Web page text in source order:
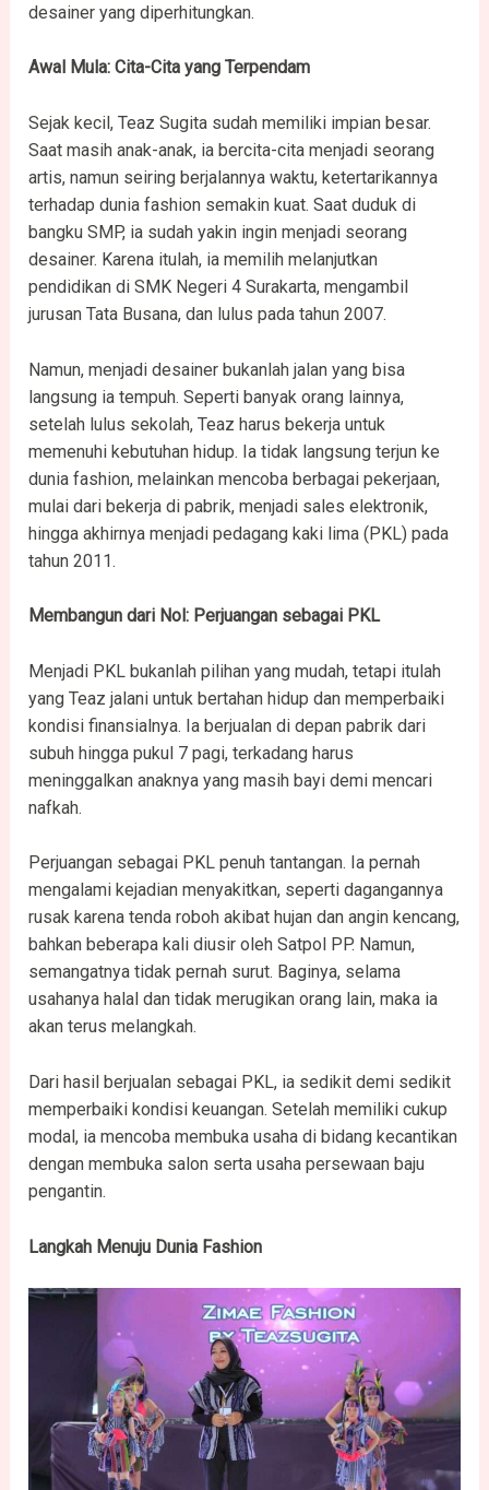
desainer yang diperhitungkan.
Awal Mula: Cita-Cita yang Terpendam
Sejak kecil, Teaz Sugita sudah memiliki impian besar.
Saat masih anak-anak, ia bercita-cita menjadi seorang
artis, namun seiring berjalannya waktu, ketertarikannya
terhadap dunia fashion semakin kuat. Saat duduk di
bangku SMP, ia sudah yakin ingin menjadi seorang
desainer. Karena itulah, ia memilih melanjutkan
pendidikan di SMK Negeri 4 Surakarta, mengambil
jurusan Tata Busana, dan lulus pada tahun 2007.
Namun, menjadi desainer bukanlah jalan yang bisa
langsung ia tempuh. Seperti banyak orang lainnya,
setelah lulus sekolah, Teaz harus bekerja untuk
memenuhi kebutuhan hidup. Ia tidak langsung terjun ke
dunia fashion, melainkan mencoba berbagai pekerjaan,
mulai dari bekerja di pabrik, menjadi sales elektronik,
hingga akhirnya menjadi pedagang kaki lima (PKL) pada
tahun 2011.
Membangun dari Nol: Perjuangan sebagai PKL
Menjadi PKL bukanlah pilihan yang mudah, tetapi itulah
yang Teaz jalani untuk bertahan hidup dan memperbaiki
kondisi finansialnya. Ia berjualan di depan pabrik dari
subuh hingga pukul 7 pagi, terkadang harus
meninggalkan anaknya yang masih bayi demi mencari
nafkah.
Perjuangan sebagai PKL penuh tantangan. Ia pernah
mengalami kejadian menyakitkan, seperti dagangannya
rusak karena tenda roboh akibat hujan dan angin kencang,
bahkan beberapa kali diusir oleh Satpol PP. Namun,
semangatnya tidak pernah surut. Baginya, selama
usahanya halal dan tidak merugikan orang lain, maka ia
akan terus melangkah.
Dari hasil berjualan sebagai PKL, ia sedikit demi sedikit
memperbaiki kondisi keuangan. Setelah memiliki cukup
modal, ia mencoba membuka usaha di bidang kecantikan
dengan membuka salon serta usaha persewaan baju
pengantin.
Langkah Menuju Dunia Fashion